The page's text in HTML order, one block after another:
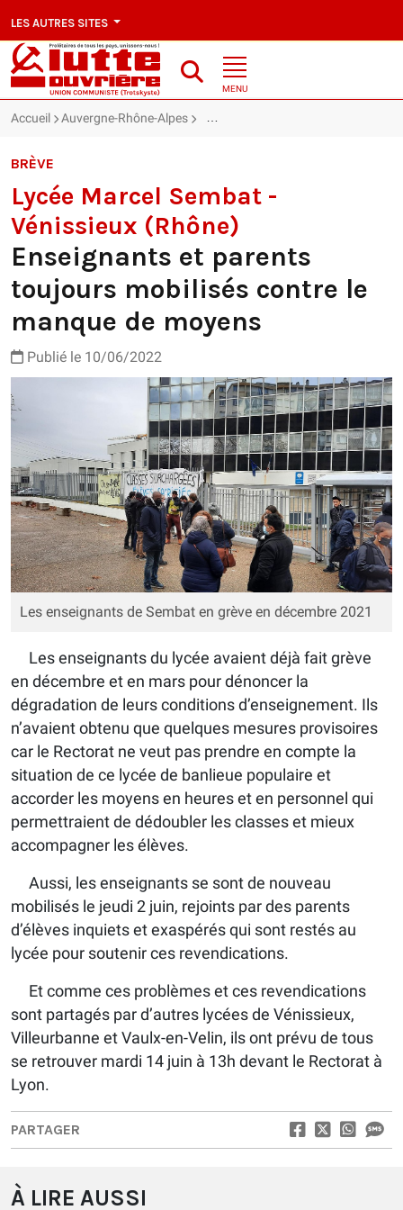
LES AUTRES SITES
MENU
Accueil Auvergne-Rhône-Alpes Lycée Marcel Sembat - Vénissieux
BRÈVE
Lycée Marcel Sembat -
Vénissieux (Rhône)
Enseignants et parents
toujours mobilisés contre le
manque de moyens
Publié le 10/06/2022
Les enseignants de Sembat en grève en décembre 2021
Les enseignants du lycée avaient déjà fait grève
en décembre et en mars pour dénoncer la
dégradation de leurs conditions d’enseignement. Ils
n’avaient obtenu que quelques mesures provisoires
car le Rectorat ne veut pas prendre en compte la
situation de ce lycée de banlieue populaire et
accorder les moyens en heures et en personnel qui
permettraient de dédoubler les classes et mieux
accompagner les élèves.
Aussi, les enseignants se sont de nouveau
mobilisés le jeudi 2 juin, rejoints par des parents
d’élèves inquiets et exaspérés qui sont restés au
lycée pour soutenir ces revendications.
Et comme ces problèmes et ces revendications
sont partagés par d’autres lycées de Vénissieux,
Villeurbanne et Vaulx-en-Velin, ils ont prévu de tous
se retrouver mardi 14 juin à 13h devant le Rectorat à
Lyon.
PARTAGER
À LIRE AUSSI